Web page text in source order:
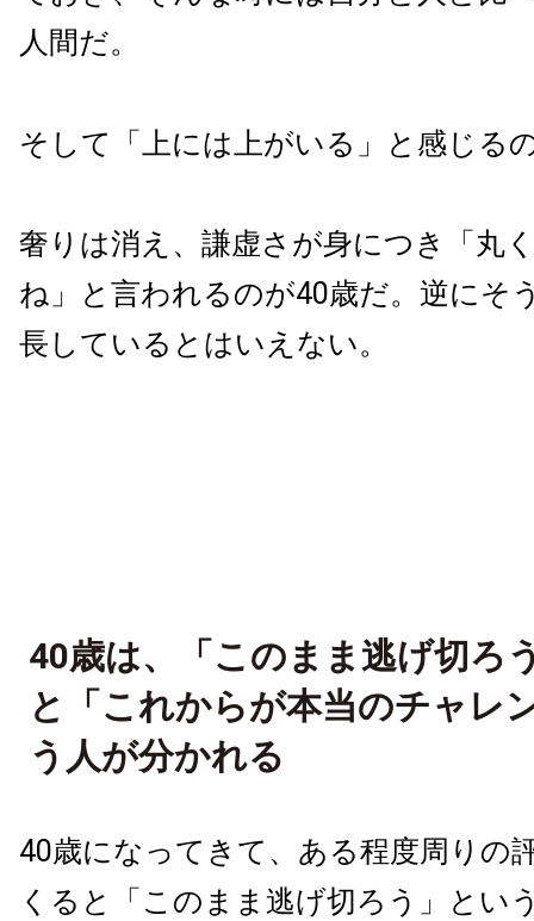
人間だ。
そして「上には上がいる」と感じる
奢りは消え、謙虚さが身につき「丸
ね」と言われるのが40歳だ。逆にそ
長しているとはいえない。
40歳は、「このまま逃げ切ろ
と「これからが本当のチャレ
う人が分かれる
40歳になってきて、ある程度周りの
くると「このまま逃げ切ろう」とい